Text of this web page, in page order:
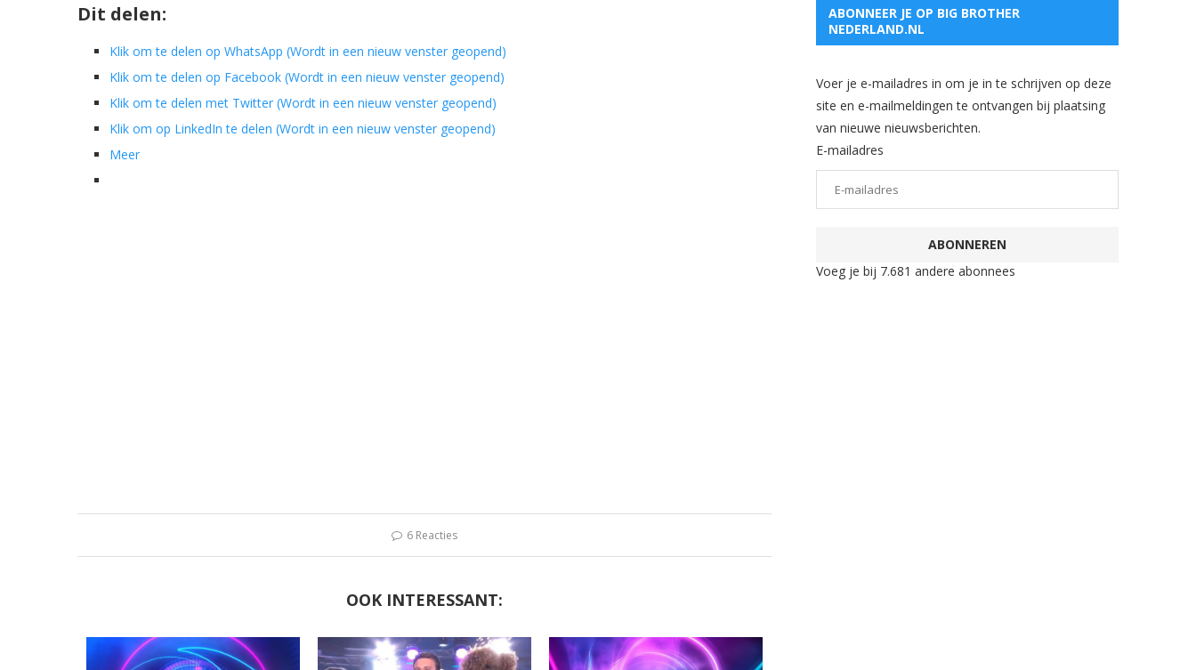
Dit delen:
Klik om te delen op WhatsApp (Wordt in een nieuw venster geopend)
Klik om te delen op Facebook (Wordt in een nieuw venster geopend)
Klik om te delen met Twitter (Wordt in een nieuw venster geopend)
Klik om op LinkedIn te delen (Wordt in een nieuw venster geopend)
Meer
6 Reacties
OOK INTERESSANT:
ABONNEER JE OP BIG BROTHER
NEDERLAND.NL
Voer je e-mailadres in om je in te schrijven op deze
site en e-mailmeldingen te ontvangen bij plaatsing
van nieuwe nieuwsberichten.
E-mailadres
ABONNEREN
Voeg je bij 7.681 andere abonnees